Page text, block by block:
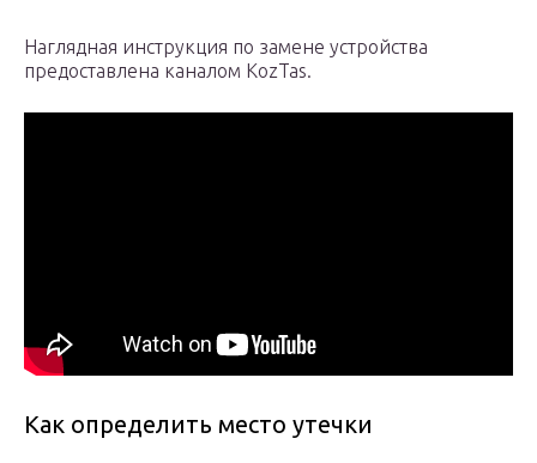
Наглядная инструкция по замене устройства
предоставлена каналом KozTas.
Как определить место утечки